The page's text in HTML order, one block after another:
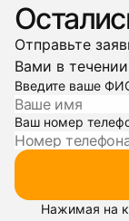
Отправьте
Вами в
Введите ваше
Ваш номер
Нажимая на